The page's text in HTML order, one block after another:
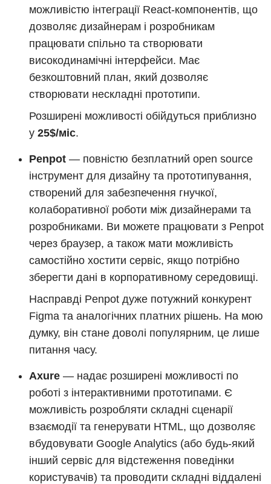
можливістю інтеграції React-компонентів, що
дозволяє дизайнерам і розробникам
працювати спільно та створювати
високодинамічні інтерфейси. Має
безкоштовний план, який дозволяє
створювати нескладні прототипи.
Розширені можливості обійдуться приблизно
у 25$/міс.
Penpot — повністю безплатний open source
інструмент для дизайну та прототипування,
створений для забезпечення гнучкої,
колаборативної роботи між дизайнерами та
розробниками. Ви можете працювати з Penpot
через браузер, а також мати можливість
самостійно хостити сервіс, якщо потрібно
зберегти дані в корпоративному середовищі.
Насправді Penpot дуже потужний конкурент
Figma та аналогічних платних рішень. На мою
думку, він стане доволі популярним, це лише
питання часу.
Axure — надає розширені можливості по
роботі з інтерактивними прототипами. Є
можливість розробляти складні сценарії
взаємодії та генерувати HTML, що дозволяє
вбудовувати Google Analytics (або будь-який
інший сервіс для відстеження поведінки
користувачів) та проводити складні віддалені